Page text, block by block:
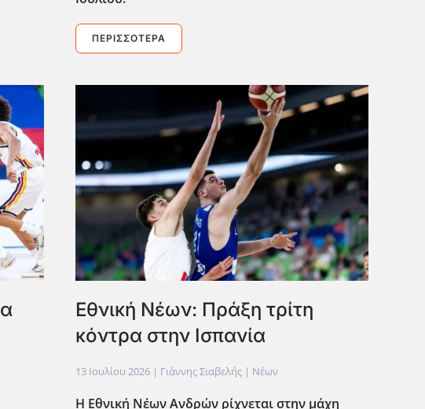
ΠΕΡΙΣΣΌΤΕΡΑ
Eθνική Νέων: Πράξη τρίτη
κόντρα στην Ισπανία
13 Ιουλίου 2026| Γιάννης Σιαβελής | Νέων
Η Εθνική Νέων Ανδρών ρίχνεται στην μάχη